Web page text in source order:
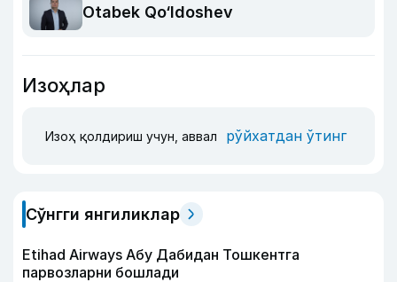
Otabek Qo‘ldoshev
Изоҳлар
Изоҳ қолдириш учун, аввал рўйхатдан ўтинг
Сўнгги янгиликлар
Etihad Airways Абу Дабидан Тошкентга
парвозларни бошлади